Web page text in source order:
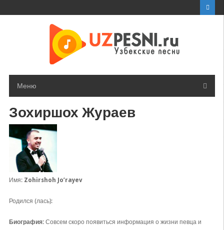
Меню
Зохиршох Жураев
Имя: Zohirshoh Jo’rayev
Родился (лась):
Биография: Совсем скоро появиться информация о жизни певца и